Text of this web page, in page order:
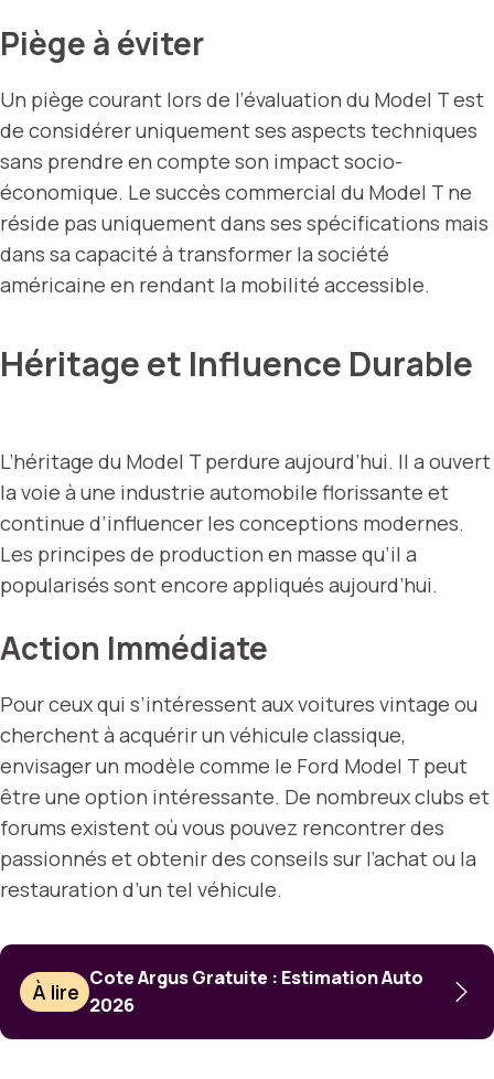
Piège à éviter
Un piège courant lors de l’évaluation du Model T est
de considérer uniquement ses aspects techniques
sans prendre en compte son impact socio-
économique. Le succès commercial du Model T ne
réside pas uniquement dans ses spécifications mais
dans sa capacité à transformer la société
américaine en rendant la mobilité accessible.
Héritage et Influence Durable
L’héritage du Model T perdure aujourd’hui. Il a ouvert
la voie à une industrie automobile florissante et
continue d’influencer les conceptions modernes.
Les principes de production en masse qu’il a
popularisés sont encore appliqués aujourd’hui.
Action Immédiate
Pour ceux qui s’intéressent aux voitures vintage ou
cherchent à acquérir un véhicule classique,
envisager un modèle comme le Ford Model T peut
être une option intéressante. De nombreux clubs et
forums existent où vous pouvez rencontrer des
passionnés et obtenir des conseils sur l’achat ou la
restauration d’un tel véhicule.
À lire
Cote Argus Gratuite : Estimation Auto
2026